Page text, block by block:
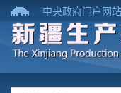
中央政府门户网站